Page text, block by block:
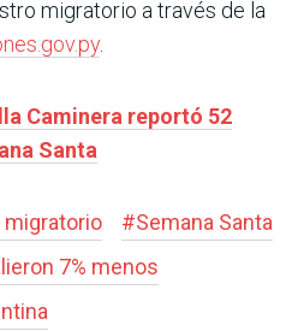
migratorio a través de la
.
Caminera reportó 52
Santa
#Semana Santa
7% menos